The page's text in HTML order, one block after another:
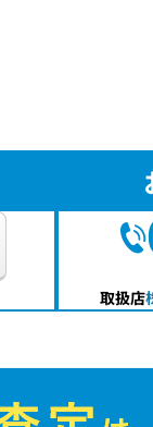
取扱店